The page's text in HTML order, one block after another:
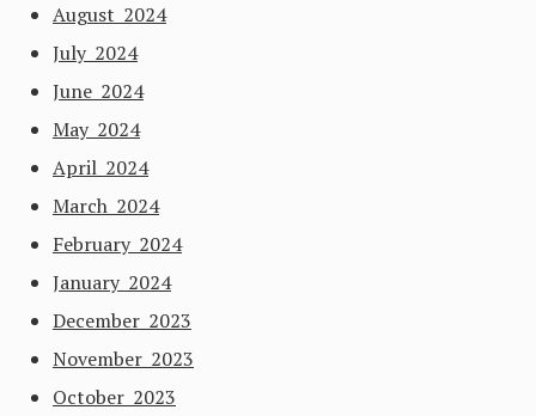
August 2024
July 2024
June 2024
May 2024
April 2024
March 2024
February 2024
January 2024
December 2023
November 2023
October 2023